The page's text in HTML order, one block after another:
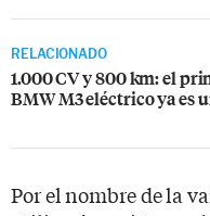
RELACIONADO
1.000 CV y 800 km: el
BMW M3 eléctrico ya es
Por el nombre de la